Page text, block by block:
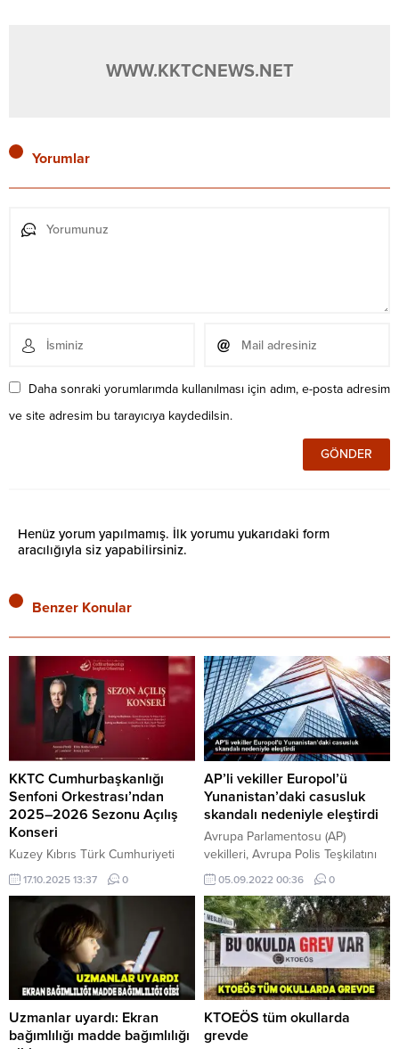
WWW.KKTCNEWS.NET
Yorumlar
Daha sonraki yorumlarımda kullanılması için adım, e-posta adresim
ve site adresim bu tarayıcıya kaydedilsin.
Henüz yorum yapılmamış. İlk yorumu yukarıdaki form
aracılığıyla siz yapabilirsiniz.
Benzer Konular
KKTC Cumhurbaşkanlığı
Senfoni Orkestrası’ndan
2025–2026 Sezonu Açılış
Konseri
Kuzey Kıbrıs Türk Cumhuriyeti
Cumhurbaşkanlığı Senfoni
Orkestrası, 2025–2026 konser
sezonu açılış konserleriyle
sanatseverlerle bir araya
gelecektir. Sezon açılış
konserlerinin ilki, 30 Ekim 2025
Perşembe, saat 20.00’de,
Gazimağusa Rauf Raif Denktaş
Kültür ve Kongre Sarayı’nda
gerçekleştirilecektir. İkinci konser
17.10.2025 13:37 0
AP’li vekiller Europol’ü
Yunanistan’daki casusluk
skandalı nedeniyle eleştirdi
Avrupa Parlamentosu (AP)
vekilleri, Avrupa Polis Teşkilatını
(Europol) Yunanistan'daki yasa
dışı dinlemelerle ilgili soruşturma
başlatmadığı için ...
05.09.2022 00:36 0
Uzmanlar uyardı: Ekran
bağımlılığı madde bağımlılığı
KTOEÖS tüm okullarda
grevde